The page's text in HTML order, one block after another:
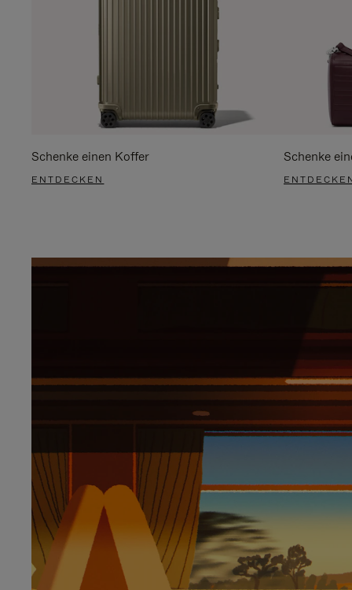
Schenke einen Koffer
ENTDECKEN
Schenke